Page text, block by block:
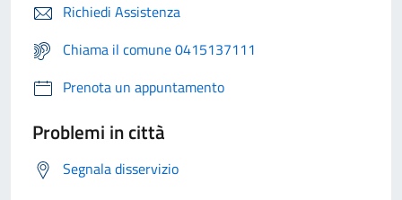
Richiedi Assistenza
Chiama il comune 0415137111
Prenota un appuntamento
Problemi in città
Segnala disservizio